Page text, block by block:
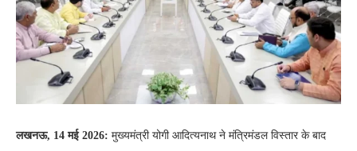
लखनऊ, 14 मई 2026: मुख्यमंत्री योगी आदित्यनाथ ने मंत्रिमंडल विस्तार के बाद